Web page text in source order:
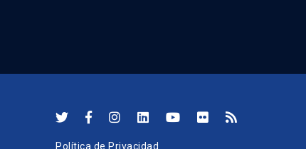
Política de Privacidad